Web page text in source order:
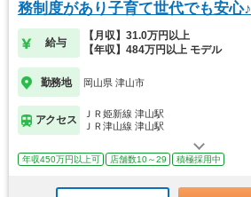
務制度があり子育て世代でも安心♪
給与
【月収】31.0万円以上
【年収】484万円以上 モデル
勤務地 岡山県 津山市
アクセス
ＪＲ姫新線 津山駅
ＪＲ津山線 津山駅
年収450万円以上可 店舗数10～29 積極採用中